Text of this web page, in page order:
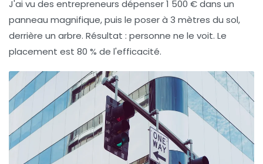
J'ai vu des entrepreneurs dépenser 1 500 € dans un
panneau magnifique, puis le poser à 3 mètres du sol,
derrière un arbre. Résultat : personne ne le voit. Le
placement est 80 % de l'efficacité.